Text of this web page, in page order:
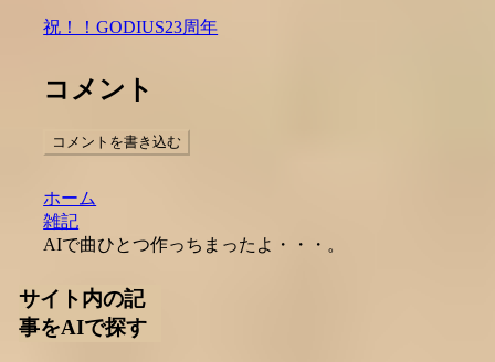
祝！！GODIUS23周年
コメント
コメントを書き込む
ホーム
雑記
AIで曲ひとつ作っちまったよ・・・。
サイト内の記
事をAIで探す